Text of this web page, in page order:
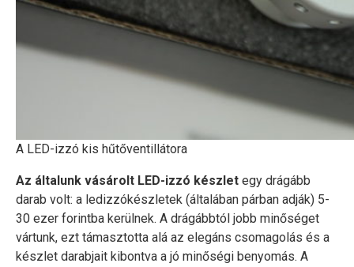
A LED-izzó kis hűtőventillátora
Az általunk vásárolt LED-izzó készlet egy drágább
darab volt: a ledizzókészletek (általában párban adják) 5-
30 ezer forintba kerülnek. A drágábbtól jobb minőséget
vártunk, ezt támasztotta alá az elegáns csomagolás és a
készlet darabjait kibontva a jó minőségi benyomás. A